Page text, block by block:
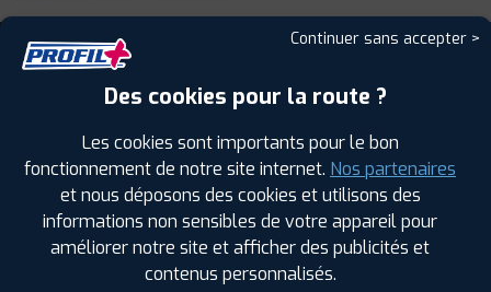
NOS
SERVICES
Continuer sans accepter >
Des cookies pour la route ?
Les cookies sont importants pour le bon
fonctionnement de notre site internet. Nos partenaires
et nous déposons des cookies et utilisons des
informations non sensibles de votre appareil pour
améliorer notre site et afficher des publicités et
contenus personnalisés.